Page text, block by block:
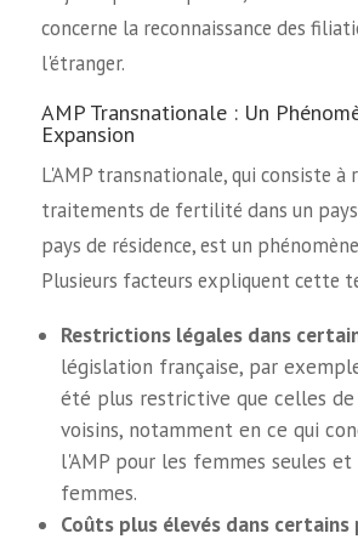
concerne la reconnaissance des
l'étranger.
AMP Transnationale : Un
Expansion
L'AMP transnationale, qui consiste à
traitements de fertilité dans un
pays de résidence, est un
Plusieurs facteurs expliquent cette
Restrictions légales dans
législation française, par
été plus restrictive que celles
voisins, notamment en ce qui
l'AMP pour les femmes seules
femmes.
Coûts plus élevés dans certains